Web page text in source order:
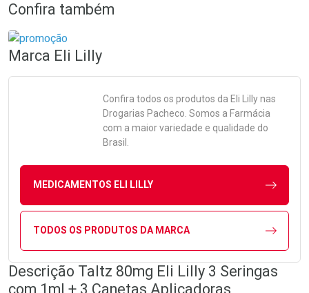
Confira também
Marca Eli Lilly
Confira todos os produtos da Eli Lillynas
Drogarias Pacheco. Somos a Farmácia
com a maior variedade e qualidade do
Brasil.
MEDICAMENTOS ELI LILLY
TODOS OS PRODUTOS DA MARCA
Descrição Taltz 80mg Eli Lilly 3 Seringas
com 1ml + 3 Canetas Aplicadoras